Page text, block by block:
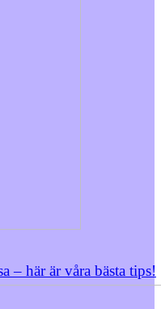
– här är våra bästa tips!